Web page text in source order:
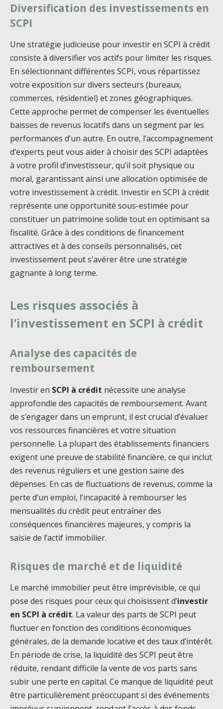
Diversification des investissements en
SCPI
Une stratégie judicieuse pour investir en SCPI à crédit
consiste à diversifier vos actifs pour limiter les risques.
En sélectionnant différentes SCPI, vous répartissez
votre exposition sur divers secteurs (bureaux,
commerces, résidentiel) et zones géographiques.
Cette approche permet de compenser les éventuelles
baisses de revenus locatifs dans un segment par les
performances d’un autre. En outre, l’accompagnement
d’experts peut vous aider à choisir des SCPI adaptées
à votre profil d’investisseur, qu’il soit physique ou
moral, garantissant ainsi une allocation optimisée de
votre investissement à crédit. Investir en SCPI à crédit
représente une opportunité sous-estimée pour
constituer un patrimoine solide tout en optimisant sa
fiscalité. Grâce à des conditions de financement
attractives et à des conseils personnalisés, cet
investissement peut s’avérer être une stratégie
gagnante à long terme.
Les risques associés à
l’investissement en SCPI à crédit
Analyse des capacités de
remboursement
Investir en SCPI à crédit nécessite une analyse
approfondie des capacités de remboursement. Avant
de s’engager dans un emprunt, il est crucial d’évaluer
vos ressources financières et votre situation
personnelle. La plupart des établissements financiers
exigent une preuve de stabilité financière, ce qui inclut
des revenus réguliers et une gestion saine des
dépenses. En cas de fluctuations de revenus, comme la
perte d’un emploi, l’incapacité à rembourser les
mensualités du crédit peut entraîner des
conséquences financières majeures, y compris la
saisie de l’actif immobilier.
Risques de marché et de liquidité
Le marché immobilier peut être imprévisible, ce qui
pose des risques pour ceux qui choisissent d’investir
en SCPI à crédit. La valeur des parts de SCPI peut
fluctuer en fonction des conditions économiques
générales, de la demande locative et des taux d’intérêt.
En période de crise, la liquidité des SCPI peut être
réduite, rendant difficile la vente de vos parts sans
subir une perte en capital. Ce manque de liquidité peut
être particulièrement préoccupant si des événements